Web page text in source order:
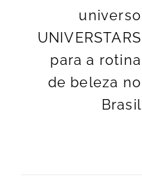
universo
UNIVERSTARS
para a rotina
de beleza no
Brasil